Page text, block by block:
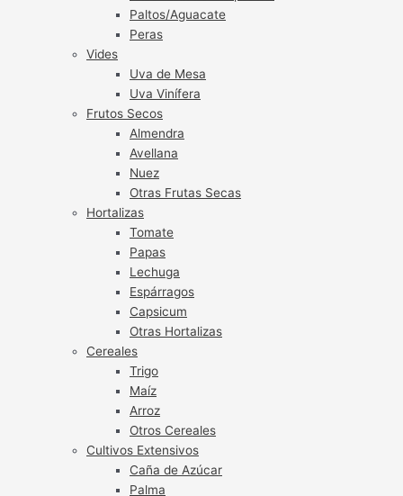
Paltos/Aguacate
Peras
Vides
Uva de Mesa
Uva Vinífera
Frutos Secos
Almendra
Avellana
Nuez
Otras Frutas Secas
Hortalizas
Tomate
Papas
Lechuga
Espárragos
Capsicum
Otras Hortalizas
Cereales
Trigo
Maíz
Arroz
Otros Cereales
Cultivos Extensivos
Caña de Azúcar
Palma